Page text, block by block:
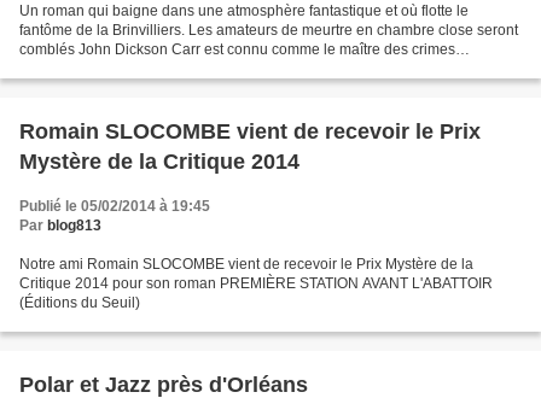
Un roman qui baigne dans une atmosphère fantastique et où flotte le
fantôme de la Brinvilliers. Les amateurs de meurtre en chambre close seront
comblés John Dickson Carr est connu comme le maître des crimes
Romain SLOCOMBE vient de recevoir le Prix
Mystère de la Critique 2014
Publié le 05/02/2014 à 19:45
Par blog813
Notre ami Romain SLOCOMBE vient de recevoir le Prix Mystère de la
Critique 2014 pour son roman PREMIÈRE STATION AVANT L'ABATTOIR
(Éditions du Seuil)
Polar et Jazz près d'Orléans